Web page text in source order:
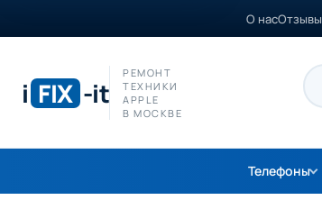
О насОтзывы
i FIX -it
РЕМОНТ
ТЕХНИКИ
APPLE
В МОСКВЕ
Телефоны